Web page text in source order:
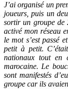
J’ai organisé un
joueurs, puis un
sortir un groupe de
activé mon réseau
le mot s’est passé
petit à petit.
nationaux tout en
marocaine. Le
sont manifestés
groupe car ils